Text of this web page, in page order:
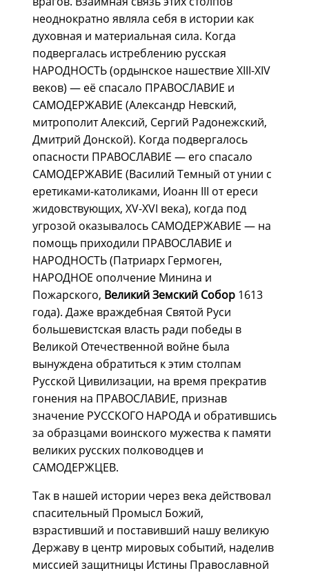
неоднократно являла себя в истории как
духовная и материальная сила. Когда
подвергалась истреблению русская
НАРОДНОСТЬ (ордынское нашествие XIII-XIV
веков) — её спасало ПРАВОСЛАВИЕ и
САМОДЕРЖАВИЕ (Александр Невский,
митрополит Алексий, Сергий Радонежский,
Дмитрий Донской). Когда подвергалось
опасности ПРАВОСЛАВИЕ — его спасало
САМОДЕРЖАВИЕ (Василий Темный от унии с
еретиками-католиками, Иоанн III от ереси
жидовствующих, XV-XVI века), когда под
угрозой оказывалось САМОДЕРЖАВИЕ — на
помощь приходили ПРАВОСЛАВИЕ и
НАРОДНОСТЬ (Патриарх Гермоген,
НАРОДНОЕ ополчение Минина и
Пожарского, Великий Земский Собор 1613
года). Даже враждебная Святой Руси
большевистская власть ради победы в
Великой Отечественной войне была
вынуждена обратиться к этим столпам
Русской Цивилизации, на время прекратив
гонения на ПРАВОСЛАВИЕ, признав
значение РУССКОГО НАРОДА и обратившись
за образцами воинского мужества к памяти
великих русских полководцев и
САМОДЕРЖЦЕВ.
Так в нашей истории через века действовал
спасительный Промысл Божий,
взрастивший и поставивший нашу великую
Державу в центр мировых событий, наделив
миссией защитницы Истины Православной